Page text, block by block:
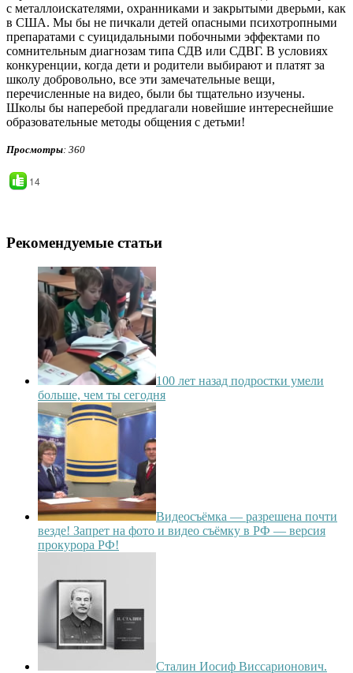
с металлоискателями, охранниками и закрытыми дверьми, как
в США. Мы бы не пичкали детей опасными психотропными
препаратами с суицидальными побочными эффектами по
сомнительным диагнозам типа СДВ или СДВГ. В условиях
конкуренции, когда дети и родители выбирают и платят за
школу добровольно, все эти замечательные вещи,
перечисленные на видео, были бы тщательно изучены.
Школы бы наперебой предлагали новейшие интереснейшие
образовательные методы общения с детьми!
Просмотры: 360
14
Рекомендуемые статьи
100 лет назад подростки умели
больше, чем ты сегодня
Видеосъёмка — разрешена почти
везде! Запрет на фото и видео съёмку в РФ — версия
прокурора РФ!
Сталин Иосиф Виссарионович.